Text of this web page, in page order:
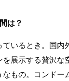
は？
ているとき。国内
を展示する贅沢な
なもの。コンドー